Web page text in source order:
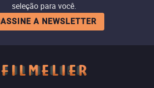
seleção para você.
ASSINE A NEWSLETTER